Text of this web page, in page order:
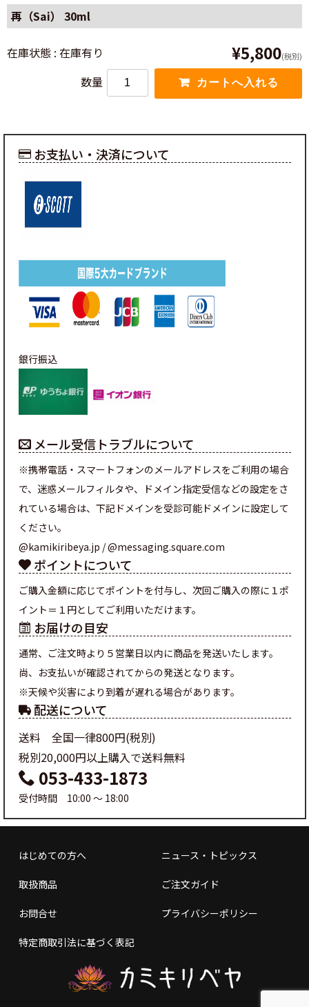
再（Sai） 30ml
在庫状態 : 在庫有り ¥5,800(税別)
数量
お支払い・決済について
銀行振込
メール受信トラブルについて
※携帯電話・スマートフォンのメールアドレスをご利用の場合
で、迷惑メールフィルタや、ドメイン指定受信などの設定をさ
れている場合は、下記ドメインを受診可能ドメインに設定して
ください。
@kamikiribeya.jp / @messaging.square.com
ポイントについて
ご購入金額に応じてポイントを付与し、次回ご購入の際に１ポ
イント＝１円としてご利用いただけます。
お届けの目安
通常、ご注文時より５営業日以内に商品を発送いたします。
尚、お支払いが確認されてからの発送となります。
※天候や災害により到着が遅れる場合があります。
配送について
送料 全国一律800円(税別)
税別20,000円以上購入で送料無料
053-433-1873
受付時間 10:00 ～ 18:00
はじめての方へ ニュース・トピックス
取扱商品 ご注文ガイド
お問合せ プライバシーポリシー
特定商取引法に基づく表記